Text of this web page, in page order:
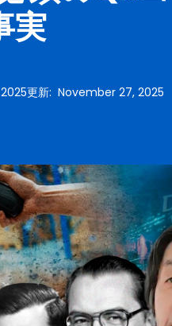
実
更新: November 27, 2025